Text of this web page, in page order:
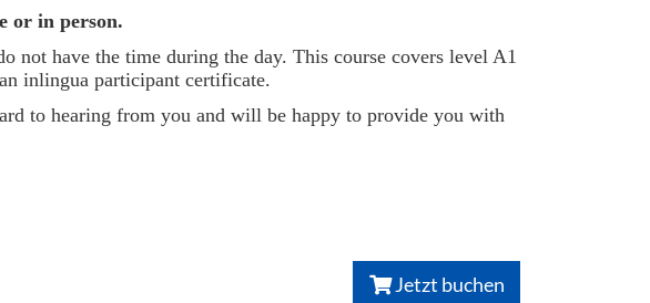
or in person.
not have the time during the day. This course covers level A1
inlingua participant certificate.
to hearing from you and will be happy to provide you with
Jetzt buchen